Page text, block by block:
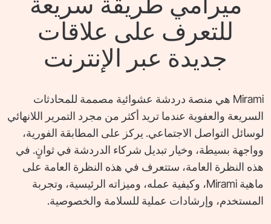
للتعرف على علاقات
جديدة عبر الإنترنت
Mirami هي منصة دردشة عشوائية مصممة للمحادثات
السريعة والعفوية عندما تريد أكثر من مجرد التمرير اللانهائي
لوسائل التواصل الاجتماعي. يركز على المطابقة الفورية،
وواجهة بسيطة، وخيار تبديل شركاء الدردشة في ثوانٍ. في
هذه النظرة العامة، ستتعرف في هذه النظرة العامة على
ماهية Mirami، وكيفية عمله، وميزاته الرئيسية، وتجربة
المستخدم، وإرشادات عملية للسلامة والخصوصية.